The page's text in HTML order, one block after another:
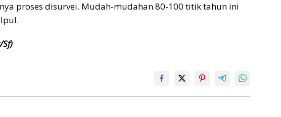
proses disurvei. Mudah-mudahan 80-100 titik tahun ini